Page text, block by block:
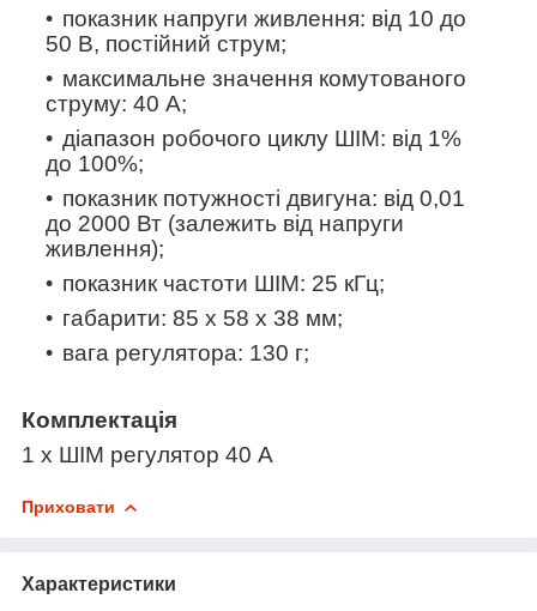
показник напруги живлення: від 10 до
50 В, постійний струм;
максимальне значення комутованого
струму: 40 А;
діапазон робочого циклу ШІМ: від 1%
до 100%;
показник потужності двигуна: від 0,01
до 2000 Вт (залежить від напруги
живлення);
показник частоти ШІМ: 25 кГц;
габарити: 85 x 58 x 38 мм;
вага регулятора: 130 г;
Комплектація
1 x ШІМ регулятор 40 А
Приховати
Характеристики